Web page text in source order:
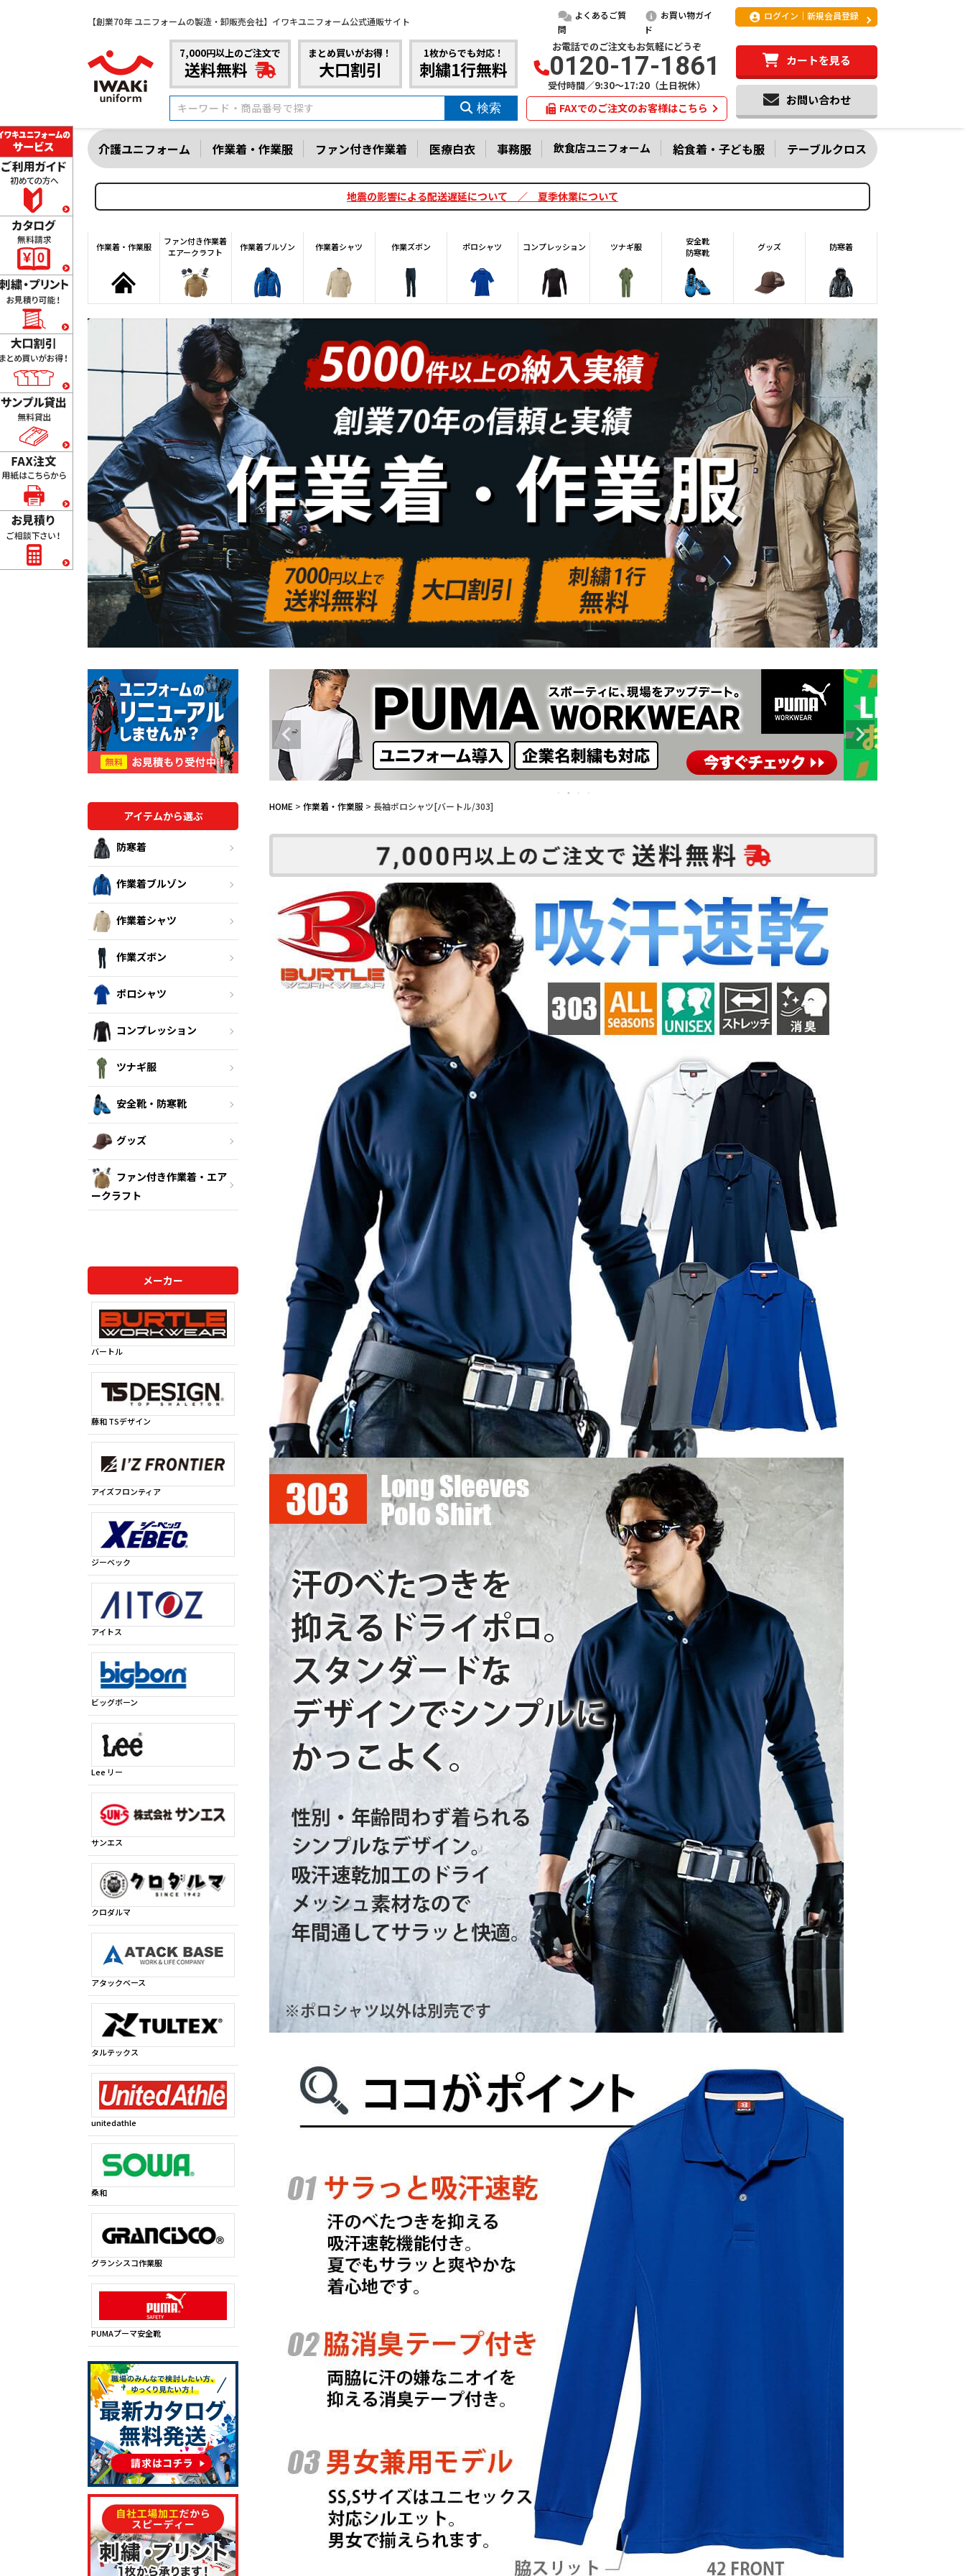
【創業70年 ユニフォームの製造・卸販売会社】イワキユニフォーム公式通販サイト
よくあるご質
問
お買い物ガイ
ド
ログイン｜新規会員登録
7,000円以上のご注文で
送料無料
まとめ買いがお得！
大口割引
1枚からでも対応！
刺繍1行無料
お電話でのご注文もお気軽にどうぞ
0120-17-1861
受付時間／9:30～17:20（土日祝休）
FAXでのご注文のお客様はこちら
カートを見る
お問い合わせ
介護ユニフォーム 作業着・作業服 ファン付き作業着 医療白衣 事務服 飲食店ユニフォーム 給食着・子ども服 テーブルクロス
地震の影響による配送遅延について ／ 夏季休業について
作業着・作業服
ファン付き作業着
エアークラフト
作業着ブルゾン 作業着シャツ 作業ズボン ポロシャツ コンプレッション ツナギ服
安全靴
防寒靴
グッズ 防寒着
アイテムから選ぶ
防寒着
作業着ブルゾン
作業着シャツ
作業ズボン
ポロシャツ
コンプレッション
ツナギ服
安全靴・防寒靴
グッズ
ファン付き作業着・エア
ークラフト
メーカー
バートル
藤和 TSデザイン
アイズフロンティア
ジーベック
アイトス
ビッグボーン
Lee リー
サンエス
クロダルマ
アタックベース
タルテックス
unitedathle
桑和
グランシスコ作業服
PUMAプーマ安全靴
HOME 作業着・作業服 長袖ポロシャツ[バートル/303]